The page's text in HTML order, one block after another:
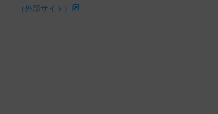
（外部サイト）